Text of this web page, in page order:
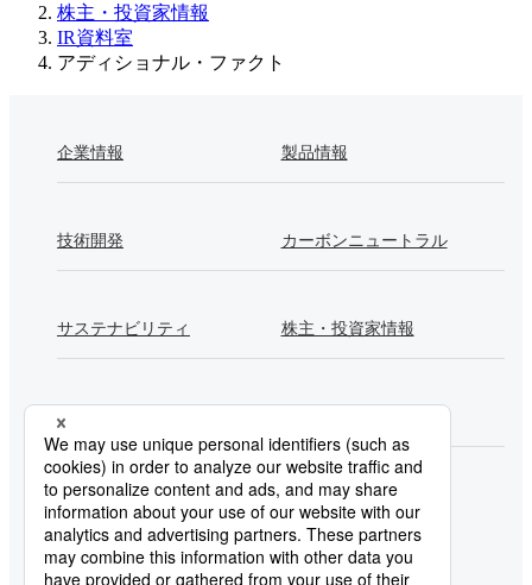
株主・投資家情報
IR資料室
アディショナル・ファクト
企業情報 製品情報
技術開発 カーボンニュートラル
サステナビリティ 株主・投資家情報
採用情報
製鉄所一覧